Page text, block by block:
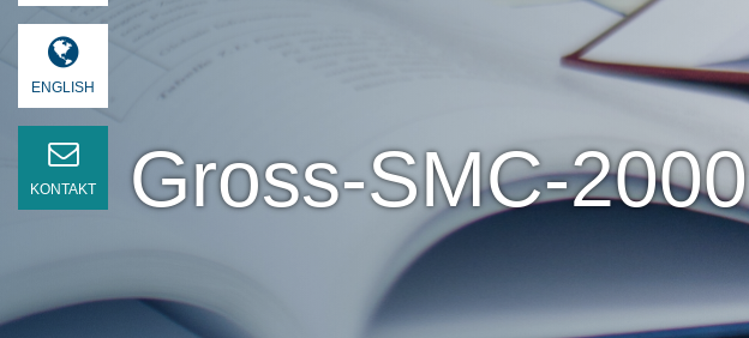
ENGLISH
KONTAKT Gross-SMC-2000